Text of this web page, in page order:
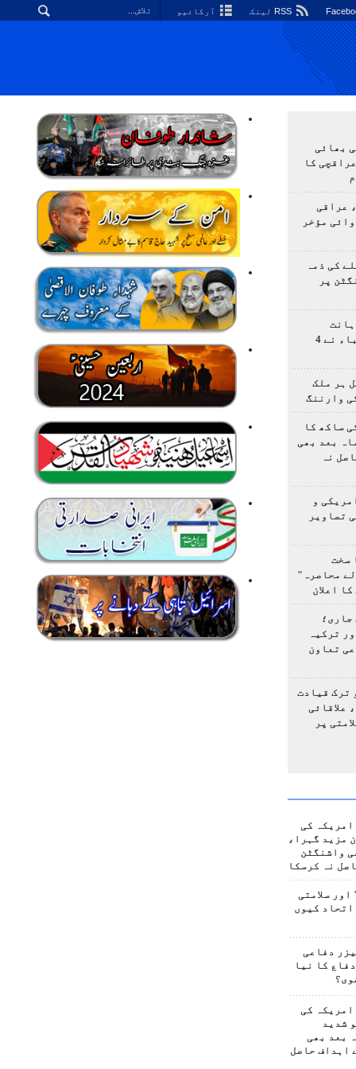
آرکائیو
بھائی
کا
عراقی
مؤخر
کی ذمہ
پر
اولمپیاڈ؛ ایرانی طلباء نے 4
ہر ملک
وارننگ
ساکھ کا
بعد بھی
نہ
و
تصاویر
سخت
محاصرہ"
اعلان
جاری؛
ترکیہ
تعاون
ترک قیادت
علاقائی
پر
امریکہ کی
مزید گہرا،
واشنگٹن
نہ کرسکا
سلامتی
اتحاد کیوں
دفاعی
کا نیا
امریکہ کی
شدید
بعد بھی
اہداف حاصل